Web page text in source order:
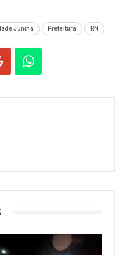
Junina Prefeitura RN